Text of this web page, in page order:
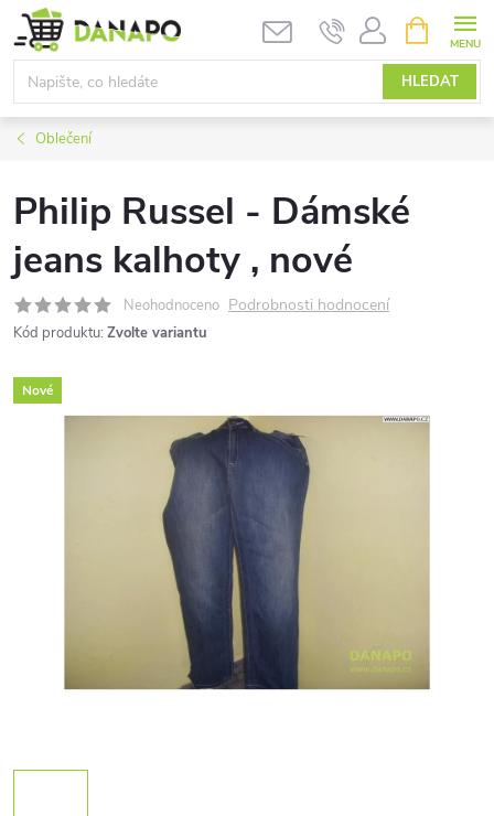
Přejít
na
obsah
HLEDAT
NÁKUPNÍ
KOŠÍK
Oblečení
Philip Russel - Dámské
jeans kalhoty , nové
Neohodnoceno Podrobnosti hodnocení
Kód produktu: Zvolte variantu
Nové